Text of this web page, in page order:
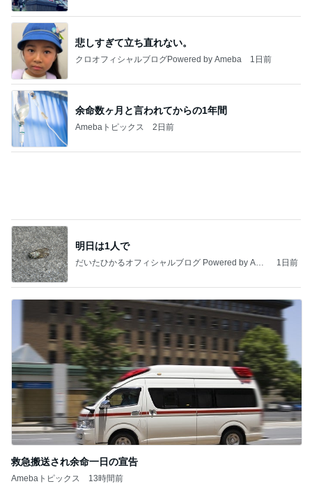
悲しすぎて立ち直れない。
クロオフィシャルブログPowered by Ameba 1日前
余命数ヶ月と言われてからの1年間
Amebaトピックス 2日前
明日は1人で
だいたひかるオフィシャルブログ Powered by Ame
1日前
救急搬送され余命一日の宣告
Amebaトピックス 13時間前